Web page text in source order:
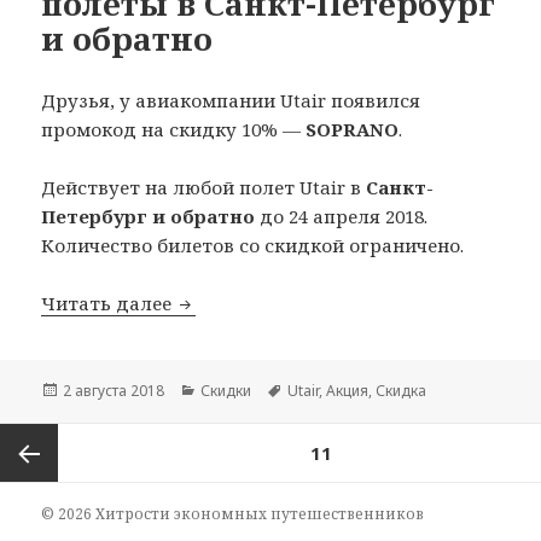
и обратно
Друзья, у авиакомпании Utair появился
промокод на скидку 10% — SOPRANO.
Действует на любой полет Utair в Санкт-
Петербург и обратно до 24 апреля 2018.
Количество билетов со скидкой ограничено.
Читать далее Скидка 10% от Utair на полеты в
Опубликовано
2 августа 2018 Рубрики
Скидки Метки
Utair,Акция, Скидка
по
Предыдущая
11
© 2026 Хитрости экономных путешественников